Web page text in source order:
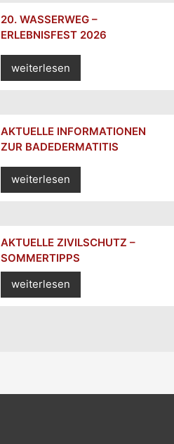
20. WASSERWEG –
ERLEBNISFEST 2026
weiterlesen
AKTUELLE INFORMATIONEN
ZUR BADEDERMATITIS
weiterlesen
AKTUELLE ZIVILSCHUTZ –
SOMMERTIPPS
weiterlesen